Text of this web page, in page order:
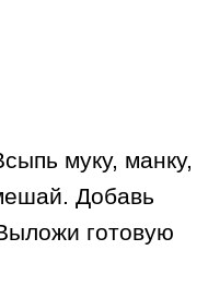
муку, манку,
Добавь
готовую